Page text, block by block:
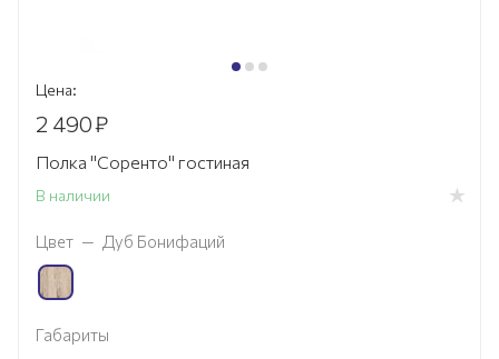
Цена:
2 490₽
Полка "Соренто" гостиная
В наличии
Цвет — Дуб Бонифаций
Габариты